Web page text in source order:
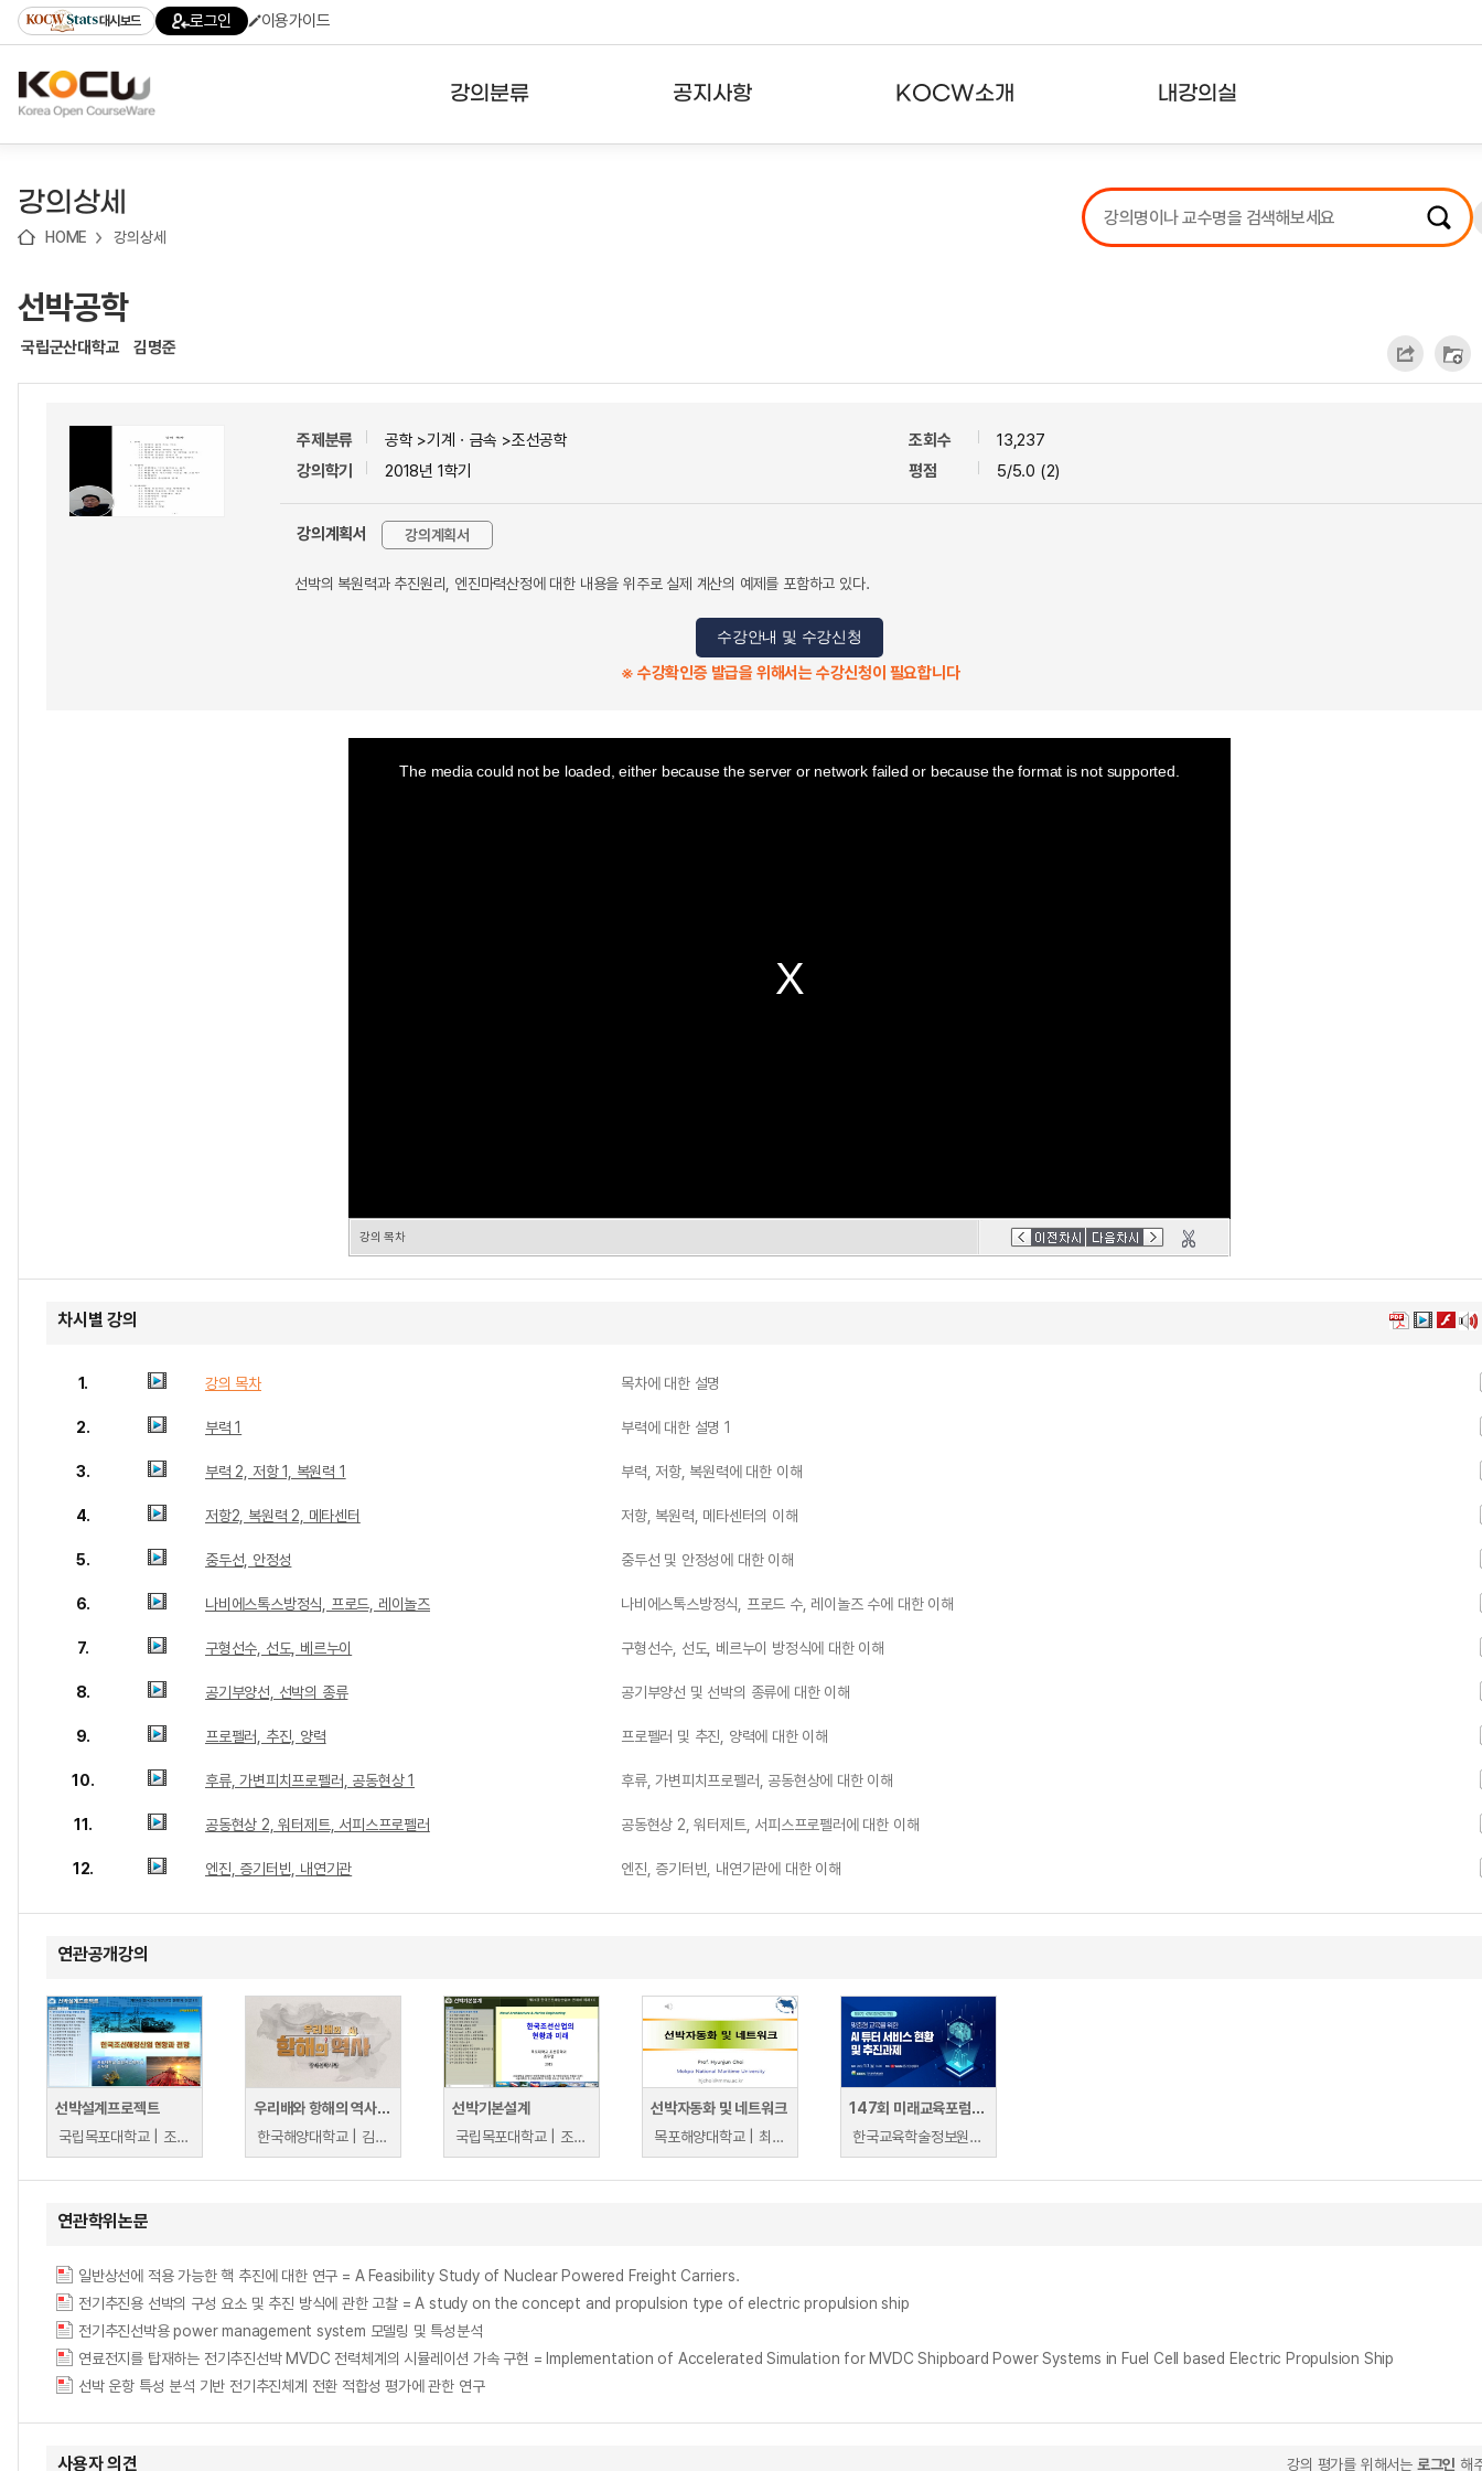
기
기
기
content)
가
대시보드 로그인 이용가이드
강의분류 공지사항 KOCW소개 내강의실
강의리스트
수강확인증강의
강의상세
HOME 강의상세
선박공학
국립군산대학교 김명준
주제분류
공학 >기계ㆍ금속 >조선공학
강의학기
2018년 1학기
조회수
13,237
평점
5/5.0 (2)
강의계획서 강의계획서
선박의 복원력과 추진원리, 엔진마력산정에 대한 내용을 위주로 실제 계산의 예제를 포함하고 있다.
수강안내 및 수강신청
※ 수강확인증 발급을 위해서는 수강신청이 필요합니다
The media could not be loaded, either because the server or network failed or because the format is not supported.
강의 목차
차시별 강의
1. 강의 목차 목차에 대한 설명
2. 부력 1 부력에 대한 설명 1
3. 부력 2, 저항 1, 복원력 1 부력, 저항, 복원력에 대한 이해
4. 저항2, 복원력 2, 메타센터 저항, 복원력, 메타센터의 이해
5. 중두선, 안정성 중두선 및 안정성에 대한 이해
6. 나비에스톡스방정식, 프로드, 레이놀즈 나비에스톡스방정식, 프로드 수, 레이놀즈 수에 대한 이해
7. 구형선수, 선도, 베르누이 구형선수, 선도, 베르누이 방정식에 대한 이해
8. 공기부양선, 선박의 종류 공기부양선 및 선박의 종류에 대한 이해
9. 프로펠러, 추진, 양력 프로펠러 및 추진, 양력에 대한 이해
10. 후류, 가변피치프로펠러, 공동현상 1 후류, 가변피치프로펠러, 공동현상에 대한 이해
11. 공동현상 2, 워터제트, 서피스프로펠러 공동현상 2, 워터제트, 서피스프로펠러에 대한 이해
12. 엔진, 증기터빈, 내연기관 엔진, 증기터빈, 내연기관에 대한 이해
연관공개강의
선박설계프로젝트
국립목포대학교 | 조두연
우리배와 항해의 역사(한국항해선박사)
한국해양대학교 | 김성준
선박기본설계
국립목포대학교 | 조두연
선박자동화 및 네트워크
목포해양대학교 | 최현준
147회 미래교육포럼: 맞춤형 교육을 위한 AI튜터 서비스 현황 및 추진과제
한국교육학술정보원 | 한국교육학술정보원
연관학위논문
일반상선에 적용 가능한 핵 추진에 대한 연구 = A Feasibility Study of Nuclear Powered Freight Carriers.
전기추진용 선박의 구성 요소 및 추진 방식에 관한 고찰 = A study on the concept and propulsion type of electric propulsion ship
전기추진선박용 power management system 모델링 및 특성분석
연료전지를 탑재하는 전기추진선박 MVDC 전력체계의 시뮬레이션 가속 구현 = Implementation of Accelerated Simulation for MVDC Shipboard Power Systems in Fuel Cell based Electric Propulsion Ship
선박 운항 특성 분석 기반 전기추진체계 전환 적합성 평가에 관한 연구
사용자 의견 강의 평가를 위해서는 로그인 해